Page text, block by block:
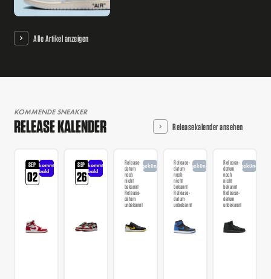
Alle Artikel anzeigen
KOMMENDE SNEAKER
RELEASE KALENDER Releasekalender ansehen
SEP
02
kommt
bald
SEP
26
kommt
bald
Release-
datum
noch
nicht
bekannt
Release-
datum
unbekannt
angekündigt
Release-
datum
noch
nicht
bekannt
Release-
datum
unbekannt
angekündigt
Release-
datum
noch
nicht
bekannt
Release-
datum
unbekannt
angekündigt